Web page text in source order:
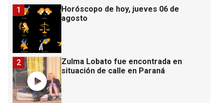
Horóscopo de hoy, jueves 06 de
agosto
1
Zulma Lobato fue encontrada en
situación de calle en Paraná
2